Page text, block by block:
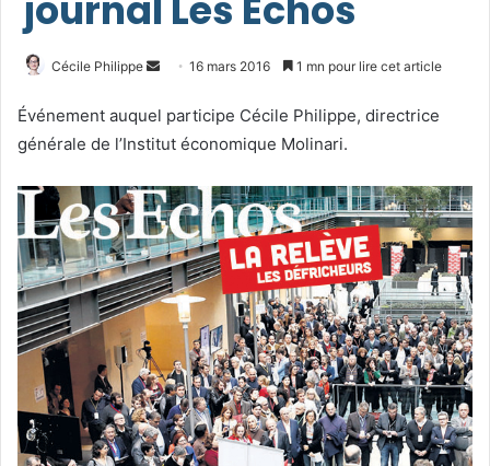
Cécile Philippe
Envoyer
courriel
16 mars 2016 1 mn pour lire cet article
Événement auquel participe Cécile Philippe, directrice
générale de l’Institut économique Molinari.